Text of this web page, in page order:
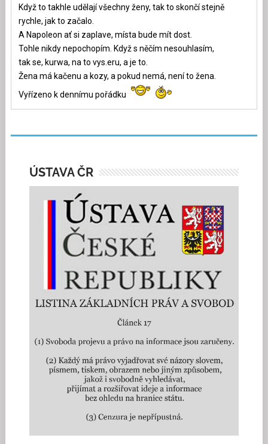
Když to takhle udělají všechny ženy, tak to skončí stejně
rychle, jak to začalo.
A Napoleon ať si zaplave, místa bude mít dost.
Tohle nikdy nepochopím. Když s něčím nesouhlasím,
tak se, kurwa, na to vys.eru, a je to.
Žena má kačenu a kozy, a pokud nemá, není to žena.
Vyřízeno k dennímu pořádku
ÚSTAVA ČR